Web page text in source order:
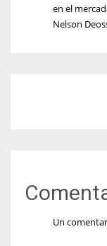
en el
Nelson
Un